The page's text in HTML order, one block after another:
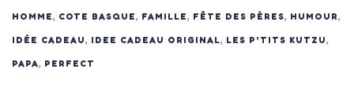
HOMME, COTE BASQUE, FAMILLE, FÊTE DES PÈRES, HUMOUR,
IDÉE CADEAU, IDEE CADEAU ORIGINAL, LES P'TITS KUTZU,
PAPA, PERFECT